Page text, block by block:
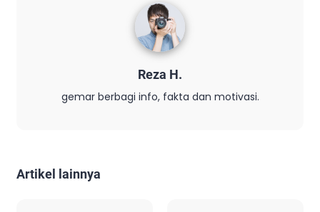
Reza H.
gemar berbagi info, fakta dan motivasi.
Artikel lainnya